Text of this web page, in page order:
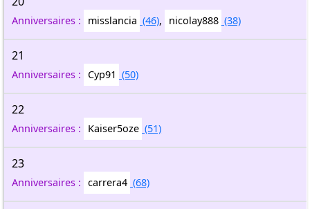
Anniversaires : misslancia (46), nicolay888 (38)
21
Anniversaires : Cyp91 (50)
22
Anniversaires : Kaiser5oze (51)
23
Anniversaires : carrera4 (68)